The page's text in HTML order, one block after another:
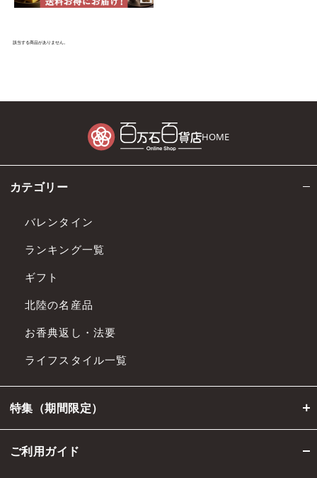
該当する商品がありません。
HOME
カテゴリー
バレンタイン
ランキング一覧
ギフト
北陸の名産品
お香典返し・法要
ライフスタイル一覧
特集（期間限定）
ご利用ガイド